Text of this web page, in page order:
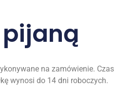
pijaną
na zamówienie. Czas
wynosi do 14 dni roboczych.